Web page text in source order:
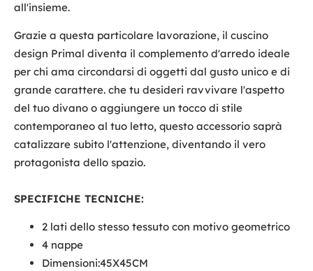
all'insieme.
Grazie a questa particolare lavorazione, il cuscino
design Primal diventa il complemento d'arredo ideale
per chi ama circondarsi di oggetti dal gusto unico e di
grande carattere. che tu desideri ravvivare l'aspetto
del tuo divano o aggiungere un tocco di stile
contemporaneo al tuo letto, questo accessorio saprà
catalizzare subito l'attenzione, diventando il vero
protagonista dello spazio.
SPECIFICHE TECNICHE:
2 lati dello stesso tessuto con motivo geometrico
4 nappe
Dimensioni:45X45CM